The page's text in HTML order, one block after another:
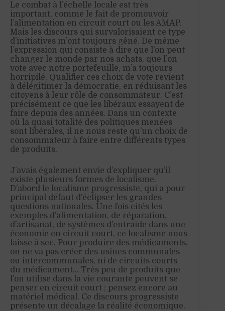
Le combat à l’échelle locale est très
important, comme le fait de promouvoir
l’alimentation en circuit court ou les AMAP.
Mais les discours qui survalorisaient ce type
d’initiatives m’ont toujours gêné. De même
l’expression qui consiste à dire que l’on peut
changer le monde par nos achats, que l’on
vote avec notre portefeuille, m’a toujours
horripilé. Qualifier ces choix de vote revient
à délégitimer la démocratie, en réduisant les
citoyens à leur rôle de consommateur. C’est
précisément ce que les libéraux essayent de
faire depuis des années. Dans un contexte
où la quasi totalité des politiques menées
sont libérales, il ne nous reste qu’un choix de
consommateur à faire entre différents types
de produits.
J’avais également envie d’expliquer qu’il
existe plusieurs formes de localisme.
D’abord le localisme progressiste, qui a pour
principal défaut d’éclipser les grandes
questions nationales. Une fois cités les
exemples d’alimentation, de réparation,
d’artisanat, de systèmes d’entraide dans une
économie en circuit court, ce localisme nous
laisse à sec. Pour produire des médicaments,
on ne va pas créer des usines communales
ou intercommunales, ni de circuits courts
du médicament… Très peu de produits que
l’on utilise dans la vie courante peuvent se
penser en circuit court ; pensez encore au
matériel médical. Ce discours progressiste
présente un décalage la réalité économique.